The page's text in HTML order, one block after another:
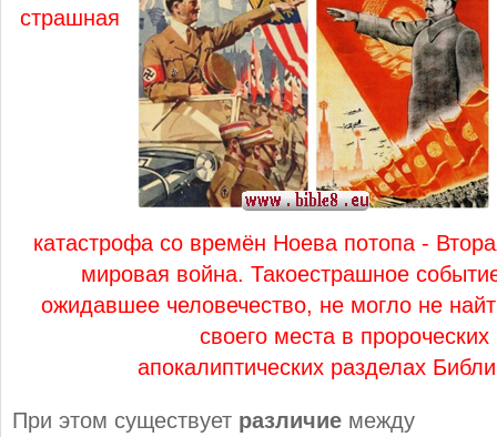
страшная
катастрофа со времён Ноева потопа -
мировая война. Такоестрашное
ожидавшее человечество, не могло не
своего места в пророческих
апокалиптических разделах
При этом существует различие между